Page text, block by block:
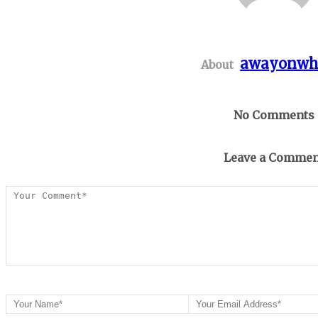
About
No Comments
Leave a